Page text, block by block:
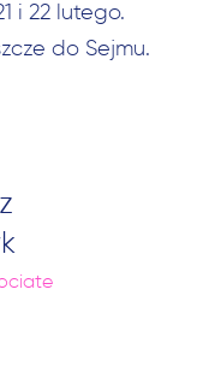
i 22 lutego.
do Sejmu.